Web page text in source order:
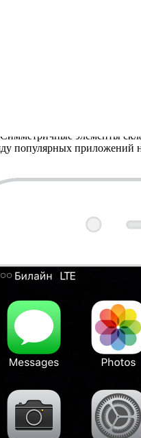
элементы
популярных приложений